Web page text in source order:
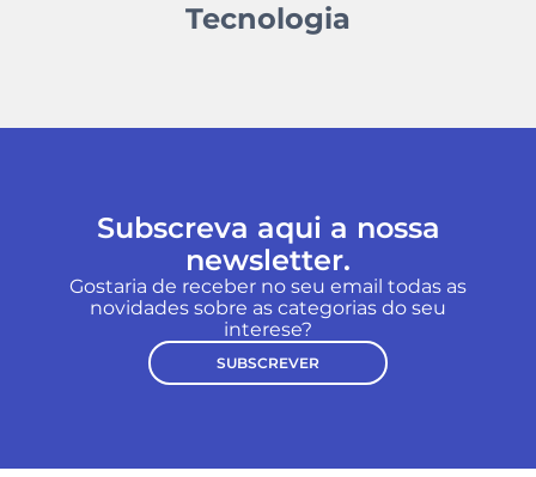
Tecnologia
Subscreva aqui a nossa
newsletter.
Gostaria de receber no seu email todas as
novidades sobre as categorias do seu
interese?
SUBSCREVER